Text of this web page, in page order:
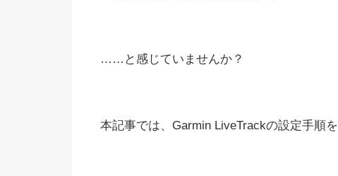
……と感じていませんか？
本記事では、Garmin LiveTrackの設定手順